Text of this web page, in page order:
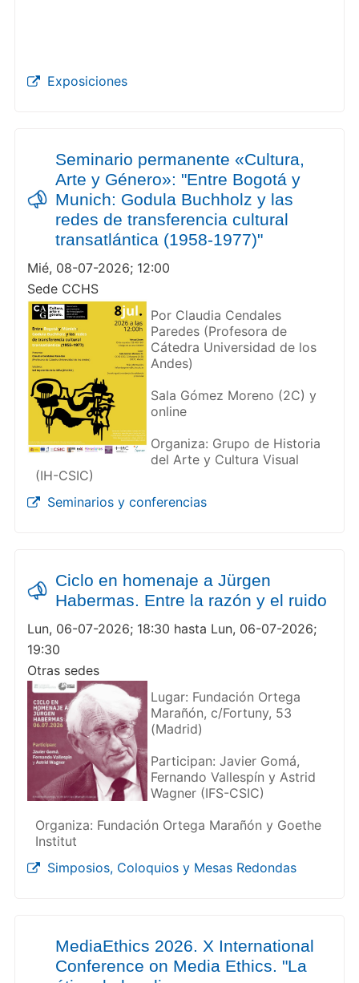
Exposiciones
Seminario permanente «Cultura,
Arte y Género»: "Entre Bogotá y
Munich: Godula Buchholz y las
redes de transferencia cultural
transatlántica (1958-1977)"
Mié, 08-07-2026; 12:00
Sede CCHS
Por Claudia Cendales
Paredes (Profesora de
Cátedra Universidad de los
Andes)
Sala Gómez Moreno (2C) y
online
Organiza: Grupo de Historia
del Arte y Cultura Visual
(IH-CSIC)
Seminarios y conferencias
Ciclo en homenaje a Jürgen
Habermas. Entre la razón y el ruido
Lun, 06-07-2026; 18:30 hasta Lun, 06-07-2026;
19:30
Otras sedes
Lugar: Fundación Ortega
Marañón, c/Fortuny, 53
(Madrid)
Participan: Javier Gomá,
Fernando Vallespín y Astrid
Wagner (IFS-CSIC)
Organiza: Fundación Ortega Marañón y Goethe
Institut
Simposios, Coloquios y Mesas Redondas
MediaEthics 2026. X International
Conference on Media Ethics. "La